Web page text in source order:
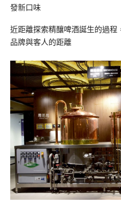
發新口味
近距離探索精釀啤酒誕生的過
品牌與客人的距離